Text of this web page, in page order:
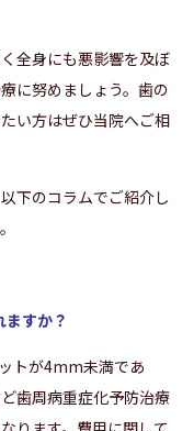
全身にも悪影響を及ぼ
に努めましょう。歯の
い方はぜひ当院へご相
下のコラムでご紹介し
すか？
トが4mm未満であ
歯周病重症化予防治療